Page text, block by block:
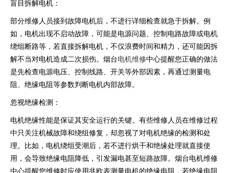
盲目拆解电机：
部分维修人员接到故障电机后，不进行详细检查就急于拆解。例
如，电机出现不启动故障，可能是电源问题、控制电路故障或电机
绕组断路等，若直接拆解电机，不仅浪费时间和精力，还可能因拆
解不当对电机造成二次损伤。烟台电机维修中心提醒您正确的做法
是先检查电源电压、控制线路、开关等外部因素，再通过测量电
阻、绝缘电阻等参数判断电机内部故障。
忽视绝缘检测：
电机绝缘性能是保证其安全运行的关键。有些维修人员在维修过程
中只关注机械故障和绕组修复，却忽视了对电机绝缘的检测和处
理。比如，电机绕组受潮后，若不进行烘干和绝缘处理就直接使
用，会导致绝缘电阻降低，引发漏电甚至短路故障。烟台电机维修
中心提醒您维修时应使用兆欧表测量电机的绝缘电阻，若绝缘电阻